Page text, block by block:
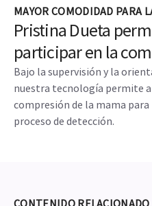
Con funciones específicas
pacientes, Senographe
el esfuerzo físico y ayudar a
el trabajo. Además, el
pacientes durante los
colocación.